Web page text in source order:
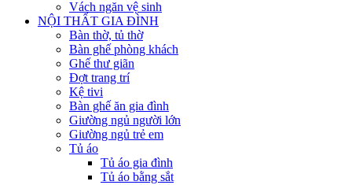
Vách ngăn vệ sinh
NỘI THẤT GIA ĐÌNH
Bàn thờ, tủ thờ
Bàn ghế phòng khách
Ghế thư giãn
Đợt trang trí
Kệ tivi
Bàn ghế ăn gia đình
Giường ngủ người lớn
Giường ngủ trẻ em
Tủ áo
Tủ áo gia đình
Tủ áo bằng sắt